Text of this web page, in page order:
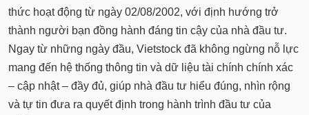
thức hoạt động từ ngày 02/08/2002, với định hướng trở
thành người bạn đồng hành đáng tin cậy của nhà đầu tư.
Ngay từ những ngày đầu, Vietstock đã không ngừng nỗ lực
mang đến hệ thống thông tin và dữ liệu tài chính chính xác
– cập nhật – đầy đủ, giúp nhà đầu tư hiểu đúng, nhìn rộng
và tự tin đưa ra quyết định trong hành trình đầu tư của